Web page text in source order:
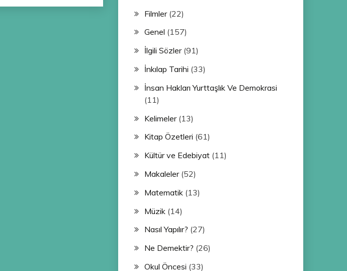
Filmler(22)
Genel (157)
İlgili Sözler(91)
İnkılap Tarihi (33)
İnsan Hakları Yurttaşlık Ve Demokrasi
(11)
Kelimeler(13)
Kitap Özetleri (61)
Kültür ve Edebiyat(11)
Makaleler(52)
Matematik(13)
Müzik(14)
Nasıl Yapılır? (27)
Ne Demektir? (26)
Okul Öncesi (33)